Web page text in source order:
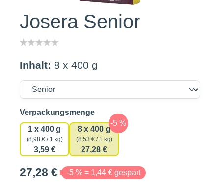
Josera Senior
Inhalt: 8 x 400 g
Verpackungsmengeauswählen
1 x 400 g
(8,98 € / 1 kg)
3,59 €
8 x 400 g
(8,53 € / 1 kg)
27,28 €
27,28 € -5 % = 1,44 € gespart